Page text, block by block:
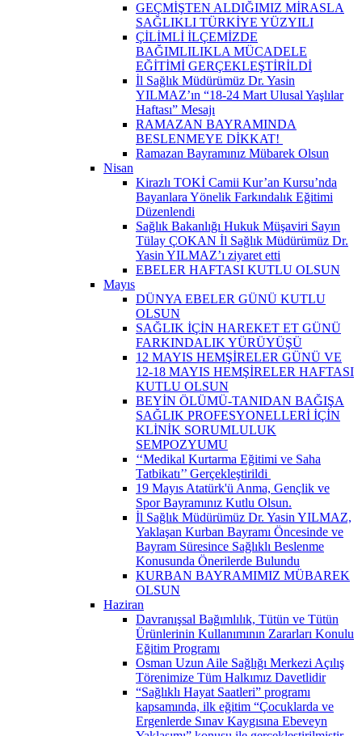
GEÇMİŞTEN ALDIĞIMIZ MİRASLA
SAĞLIKLI TÜRKİYE YÜZYILI
ÇİLİMLİ İLÇEMİZDE
BAĞIMLILIKLA MÜCADELE
EĞİTİMİ GERÇEKLEŞTİRİLDİ
İl Sağlık Müdürümüz Dr. Yasin
YILMAZ’ın “18-24 Mart Ulusal Yaşlılar
Haftası” Mesajı
RAMAZAN BAYRAMINDA
BESLENMEYE DİKKAT! ​
Ramazan Bayramınız Mübarek Olsun
Nisan
Kirazlı TOKİ Camii Kur’an Kursu’nda
Bayanlara Yönelik Farkındalık Eğitimi
Düzenlendi
Sağlık Bakanlığı Hukuk Müşaviri Sayın
Tülay ÇOKAN İl Sağlık Müdürümüz Dr.
Yasin YILMAZ’ı ziyaret etti
EBELER HAFTASI KUTLU OLSUN
Mayıs
DÜNYA EBELER GÜNÜ KUTLU
OLSUN
SAĞLIK İÇİN HAREKET ET GÜNÜ
FARKINDALIK YÜRÜYÜŞÜ
12 MAYIS HEMŞİRELER GÜNÜ VE
12-18 MAYIS HEMŞİRELER HAFTASI
KUTLU OLSUN
BEYİN ÖLÜMÜ-TANIDAN BAĞIŞA
SAĞLIK PROFESYONELLERİ İÇİN
KLİNİK SORUMLULUK
SEMPOZYUMU
‘‘Medikal Kurtarma Eğitimi ve Saha
Tatbikatı’’ Gerçekleştirildi ​
19 Mayıs Atatürk'ü Anma, Gençlik ve
Spor Bayramınız Kutlu Olsun.
İl Sağlık Müdürümüz Dr. Yasin YILMAZ,
Yaklaşan Kurban Bayramı Öncesinde ve
Bayram Süresince Sağlıklı Beslenme
Konusunda Önerilerde Bulundu
KURBAN BAYRAMIMIZ MÜBAREK
OLSUN
Haziran
Davranışsal Bağımlılık, Tütün ve Tütün
Ürünlerinin Kullanımının Zararları Konulu
Eğitim Programı
Osman Uzun Aile Sağlığı Merkezi Açılış
Törenimize Tüm Halkımız Davetlidir
“Sağlıklı Hayat Saatleri” programı
kapsamında, ilk eğitim “Çocuklarda ve
Ergenlerde Sınav Kaygısına Ebeveyn